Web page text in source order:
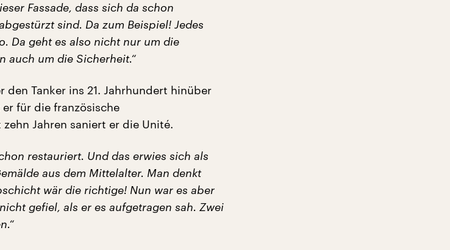
Fassade, dass sich da schon
sind. Da zum Beispiel! Jedes
Da geht es also nicht nur um die
auch um die Sicherheit.“
Tanker ins 21. Jahrhundert hinüber
für die französische
Jahren saniert er die Unité.
restauriert. Und das erwies sich als
aus dem Mittelalter. Man denkt
wär die richtige! Nun war es aber
gefiel, als er es aufgetragen sah. Zwei